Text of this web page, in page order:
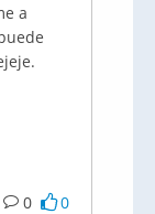
a
0 0